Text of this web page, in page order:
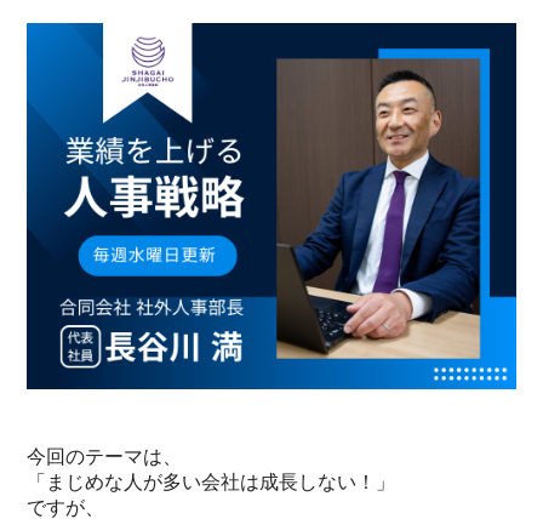
今回のテーマは、
「まじめな人が多い会社は成長しない！」
ですが、